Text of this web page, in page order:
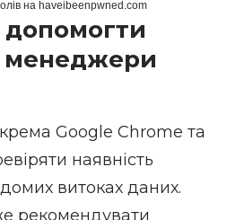
на haveibeenpwned.com
менеджери
Google Chrome та
наявність
витоках даних.
рекомендувати